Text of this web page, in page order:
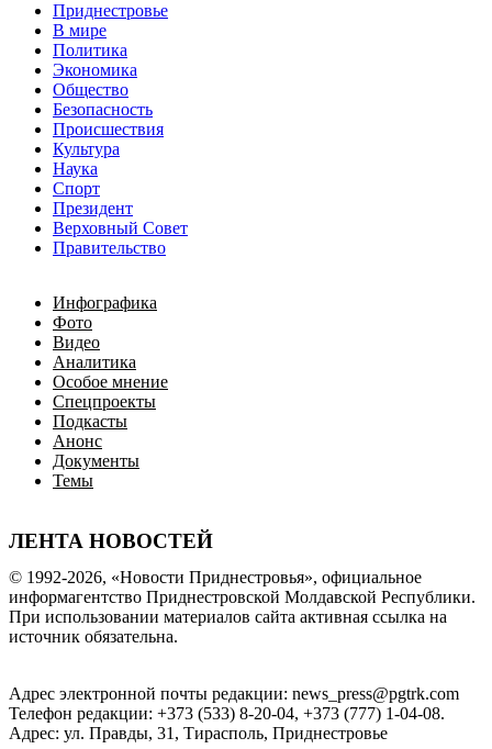
Приднестровье
В мире
Политика
Экономика
Общество
Безопасность
Происшествия
Культура
Наука
Спорт
Президент
Верховный Совет
Правительство
Инфографика
Фото
Видео
Аналитика
Особое мнение
Спецпроекты
Подкасты
Анонс
Документы
Темы
ЛЕНТА НОВОСТЕЙ
© 1992-2026, «Новости Приднестровья», официальное
информагентство Приднестровской Молдавской Республики.
При использовании материалов сайта активная ссылка на
источник обязательна.
Адрес электронной почты редакции: news_press@pgtrk.com
Телефон редакции: +373 (533) 8-20-04, +373 (777) 1-04-08.
Адрес: ул. Правды, 31, Тирасполь, Приднестровье